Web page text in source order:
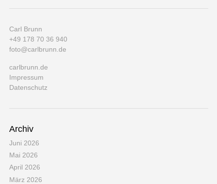
Carl Brunn
+49 178 70 36 940
foto@carlbrunn.de
carlbrunn.de
Impressum
Datenschutz
Archiv
Juni 2026
Mai 2026
April 2026
März 2026